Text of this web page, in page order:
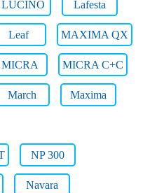
LUCINO Lafesta
Leaf MAXIMA QX
MICRA MICRA C+C
March Maxima
NP 300
Navara